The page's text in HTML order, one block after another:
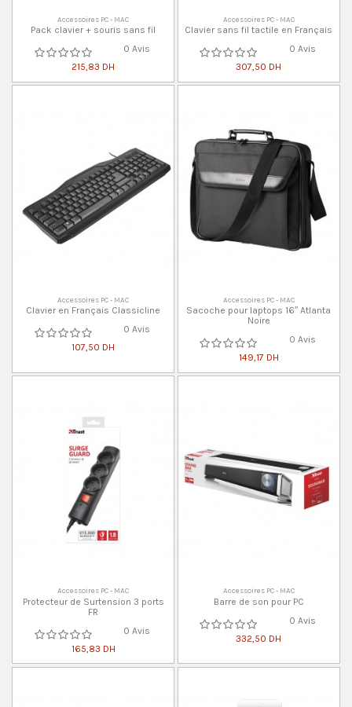
Accessoires PC - MAC
Pack clavier + souris sans fil
0 Avis
215,83 DH
Accessoires PC - MAC
Clavier sans fil tactile en Français
0 Avis
307,50 DH
Accessoires PC - MAC
Clavier en Français Classicline
0 Avis
107,50 DH
Accessoires PC - MAC
Sacoche pour laptops 16″ Atlanta
Noire
0 Avis
149,17 DH
Accessoires PC - MAC
Protecteur de Surtension 3 ports
FR
0 Avis
165,83 DH
Accessoires PC - MAC
Barre de son pour PC
0 Avis
332,50 DH